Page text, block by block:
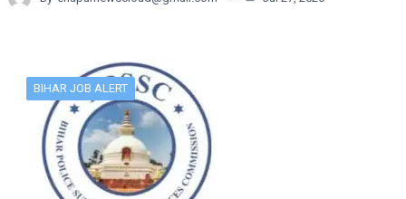
BIHAR JOB ALERT